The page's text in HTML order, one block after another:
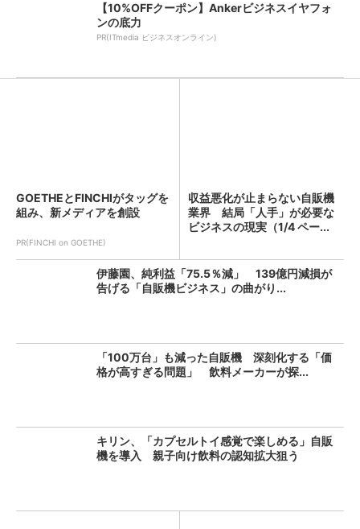
【10%OFFクーポン】Ankerビジネスイヤフォ
ンの底力
PR(ITmedia ビジネスオンライン)
GOETHEとFINCHIがタッグを
組み、新メディアを創設
PR(FINCHI on GOETHE)
収益悪化が止まらない自販機
業界 結局「人手」が必要な
ビジネスの現実（1/4 ペー...
伊藤園、純利益「75.5％減」 139億円減損が
告げる「自販機ビジネス」の曲がり...
「100万台」も減った自販機 深刻化する「価
格が高すぎる問題」 飲料メーカーが探...
キリン、「カプセルトイ感覚で楽しめる」自販
機を導入 親子向け飲料の認知拡大狙う